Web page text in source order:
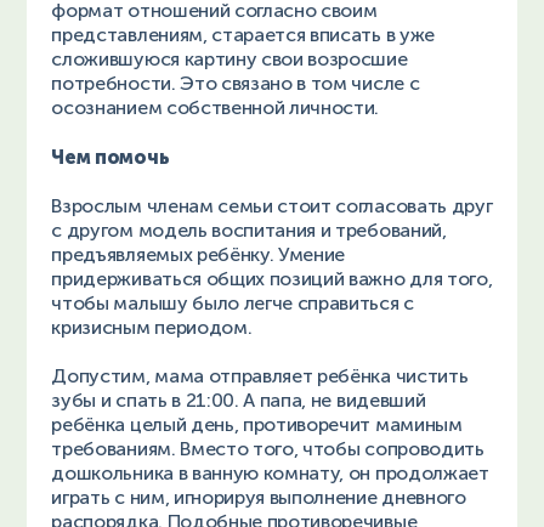
формат отношений согласно своим
представлениям, старается вписать в уже
сложившуюся картину свои возросшие
потребности. Это связано в том числе с
осознанием собственной личности.
Чем помочь
Взрослым членам семьи стоит согласовать друг
с другом модель воспитания и требований,
предъявляемых ребёнку. Умение
придерживаться общих позиций важно для того,
чтобы малышу было легче справиться с
кризисным периодом.
Допустим, мама отправляет ребёнка чистить
зубы и спать в 21:00. А папа, не видевший
ребёнка целый день, противоречит маминым
требованиям. Вместо того, чтобы сопроводить
дошкольника в ванную комнату, он продолжает
играть с ним, игнорируя выполнение дневного
распорядка. Подобные противоречивые